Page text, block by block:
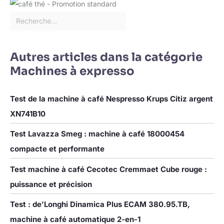
Autres articles dans la catégorie
Machines à expresso
Test de la machine à café Nespresso Krups Citiz argent
XN741B10
Test Lavazza Smeg : machine à café 18000454
compacte et performante
Test machine à café Cecotec Cremmaet Cube rouge :
puissance et précision
Test : de’Longhi Dinamica Plus ECAM 380.95.TB,
machine à café automatique 2-en-1